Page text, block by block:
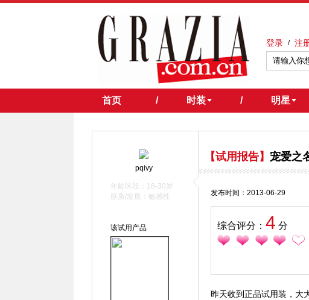
登录 / 注
首页 / 时装 / 明星
pqivy
年龄区段：18-30岁
肤质/发质：敏感性
该试用产品
【试用报告】 宠爱之
发布时间：2013-06-29
综合评分： 4 分
昨天收到正品试用装，大